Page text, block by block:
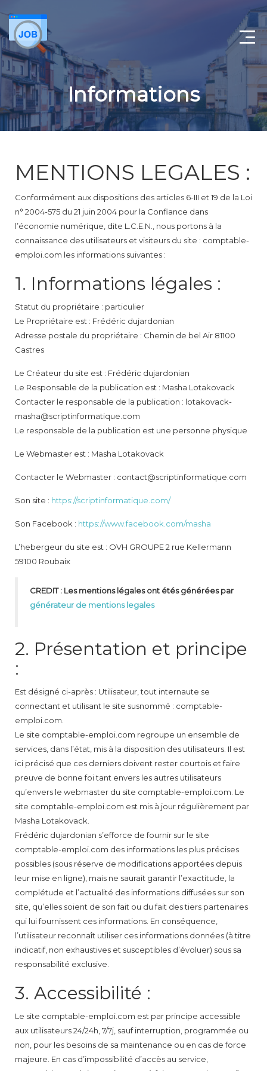
Accueil
Gestion de sociétés
Informations
MENTIONS LEGALES :
Conformément aux dispositions des articles 6-III et 19 de la Loi
n° 2004-575 du 21 juin 2004 pour la Confiance dans
l’économie numérique, dite L.C.E.N., nous portons à la
connaissance des utilisateurs et visiteurs du site : comptable-
emploi.com les informations suivantes :
1. Informations légales :
Statut du propriétaire : particulier
Le Propriétaire est : Frédéric dujardonian
Adresse postale du propriétaire : Chemin de bel Air 81100
Castres
Le Créateur du site est : Frédéric dujardonian
Le Responsable de la publication est : Masha Lotakovack
Contacter le responsable de la publication : lotakovack-
masha@scriptinformatique.com
Le responsable de la publication est une personne physique
Le Webmaster est : Masha Lotakovack
Contacter le Webmaster : contact@scriptinformatique.com
Son site : https://scriptinformatique.com/
Son Facebook : https://www.facebook.com/masha
L’hebergeur du site est : OVH GROUPE 2 rue Kellermann
59100 Roubaix
CREDIT : Les mentions légales ont étés générées par
générateur de mentions legales
2. Présentation et principe
:
Est désigné ci-après : Utilisateur, tout internaute se
connectant et utilisant le site susnommé : comptable-
emploi.com.
Le site comptable-emploi.com regroupe un ensemble de
services, dans l’état, mis à la disposition des utilisateurs. Il est
ici précisé que ces derniers doivent rester courtois et faire
preuve de bonne foi tant envers les autres utilisateurs
qu’envers le webmaster du site comptable-emploi.com. Le
site comptable-emploi.com est mis à jour régulièrement par
Masha Lotakovack.
Frédéric dujardonian s’efforce de fournir sur le site
comptable-emploi.com des informations les plus précises
possibles (sous réserve de modifications apportées depuis
leur mise en ligne), mais ne saurait garantir l’exactitude, la
complétude et l’actualité des informations diffusées sur son
site, qu’elles soient de son fait ou du fait des tiers partenaires
qui lui fournissent ces informations. En conséquence,
l’utilisateur reconnaît utiliser ces informations données (à titre
indicatif, non exhaustives et susceptibles d’évoluer) sous sa
responsabilité exclusive.
3. Accessibilité :
Le site comptable-emploi.com est par principe accessible
aux utilisateurs 24/24h, 7/7j, sauf interruption, programmée ou
non, pour les besoins de sa maintenance ou en cas de force
majeure. En cas d’impossibilité d’accès au service,